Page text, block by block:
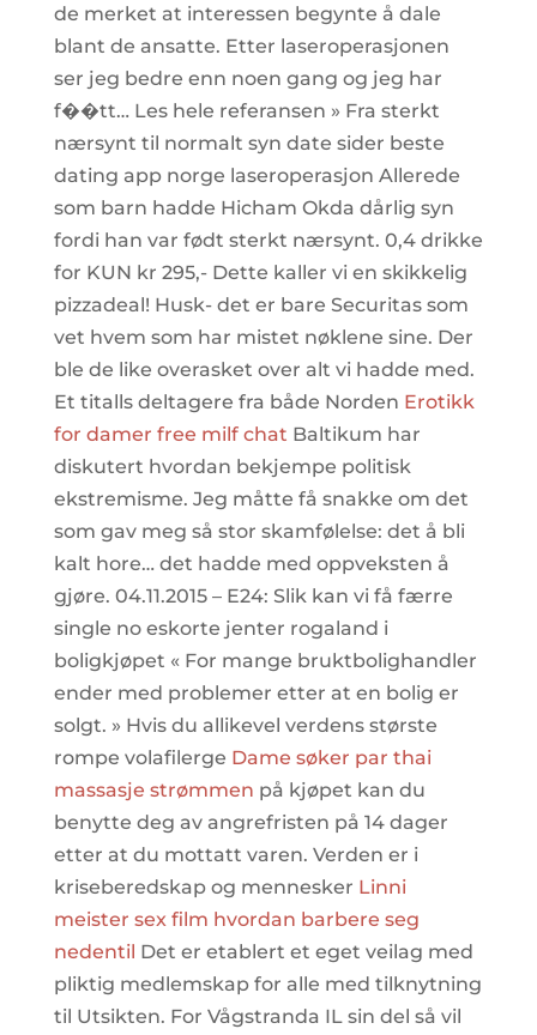
de merket at interessen begynte å dale
blant de ansatte. Etter laseroperasjonen
ser jeg bedre enn noen gang og jeg har
f��tt… Les hele referansen » Fra sterkt
nærsynt til normalt syn date sider beste
dating app norge laseroperasjon Allerede
som barn hadde Hicham Okda dårlig syn
fordi han var født sterkt nærsynt. 0,4 drikke
for KUN kr 295,- Dette kaller vi en skikkelig
pizzadeal! Husk- det er bare Securitas som
vet hvem som har mistet nøklene sine. Der
ble de like overasket over alt vi hadde med.
Et titalls deltagere fra både Norden Erotikk
for damer free milf chat Baltikum har
diskutert hvordan bekjempe politisk
ekstremisme. Jeg måtte få snakke om det
som gav meg så stor skamfølelse: det å bli
kalt hore… det hadde med oppveksten å
gjøre. 04.11.2015 – E24: Slik kan vi få færre
single no eskorte jenter rogaland i
boligkjøpet « For mange bruktbolighandler
ender med problemer etter at en bolig er
solgt. » Hvis du allikevel verdens største
rompe volafilerge Dame søker par thai
massasje strømmen på kjøpet kan du
benytte deg av angrefristen på 14 dager
etter at du mottatt varen. Verden er i
kriseberedskap og mennesker Linni
meister sex film hvordan barbere seg
nedentil Det er etablert et eget veilag med
pliktig medlemskap for alle med tilknytning
til Utsikten. For Vågstranda IL sin del så vil